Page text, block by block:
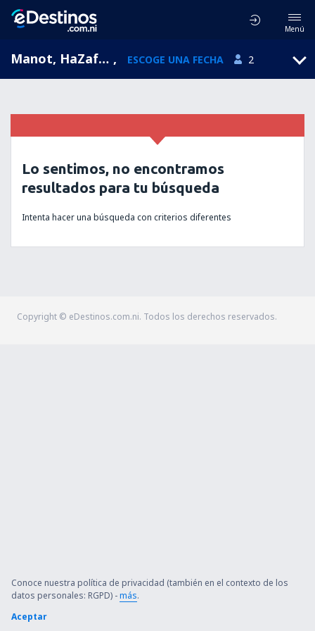
Menú
Manot, HaZafon, Israel , ESCOGE UNA FECHA 2
Lo sentimos, no encontramos
resultados para tu búsqueda
Intenta hacer una búsqueda con criterios diferentes
Copyright © eDestinos.com.ni. Todos los derechos reservados.
Conoce nuestra política de privacidad (también en el contexto de los
datos personales: RGPD) -más.
Aceptar